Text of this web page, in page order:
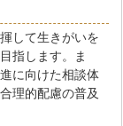
して生きがいを
指します。ま
に向けた相談体
理的配慮の普及